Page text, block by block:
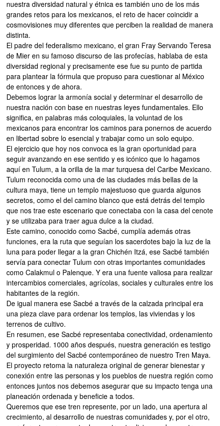
nuestra diversidad natural y étnica es también uno de los más
grandes retos para los mexicanos, el reto de hacer coincidir a
cosmovisiones muy diferentes que perciben la realidad de manera
distinta.
El padre del federalismo mexicano, el gran Fray Servando Teresa
de Mier en su famoso discurso de las profecías, hablaba de esta
diversidad regional y precisamente ese fue su punto de partida
para plantear la fórmula que propuso para cuestionar al México
de entonces y de ahora.
Debemos lograr la armonía social y determinar el desarrollo de
nuestra nación con base en nuestras leyes fundamentales. Ello
significa, en palabras más coloquiales, la voluntad de los
mexicanos para encontrar los caminos para ponernos de acuerdo
en libertad sobre lo esencial y trabajar como un solo equipo.
El ejercicio que hoy nos convoca es la gran oportunidad para
seguir avanzando en ese sentido y es icónico que lo hagamos
aquí en Tulum, a la orilla de la mar turquesa del Caribe Mexicano.
Tulum reconocida como una de las ciudades más bellas de la
cultura maya, tiene un templo majestuoso que guarda algunos
secretos, como el del camino blanco que está detrás del templo
que nos trae este escenario que conectaba con la casa del cenote
y se utilizaba para traer agua dulce a la ciudad.
Este camino, conocido como Sacbé, cumplía además otras
funciones, era la ruta que seguían los sacerdotes bajo la luz de la
luna para poder llegar a la gran Chichén Itzá, ese Sacbé también
servía para conectar Tulum con otras importantes comunidades
como Calakmul o Palenque. Y era una fuente valiosa para realizar
intercambios comerciales, agrícolas, sociales y culturales entre los
habitantes de la región.
De igual manera ese Sacbé a través de la calzada principal era
una pieza clave para ordenar los templos, las viviendas y los
terrenos de cultivo.
En resumen, ese Sacbé representaba conectividad, ordenamiento
y prosperidad. 1000 años después, nuestra generación es testigo
del surgimiento del Sacbé contemporáneo de nuestro Tren Maya.
El proyecto retoma la naturaleza original de generar bienestar y
conexión entre las personas y los pueblos de nuestra región como
entonces juntos nos debemos asegurar que su impacto tenga una
planeación ordenada y beneficie a todos.
Queremos que ese tren represente, por un lado, una apertura al
crecimiento, al desarrollo de nuestras comunidades y, por el otro,